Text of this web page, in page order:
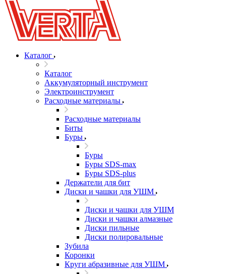
Каталог
Каталог
Аккумуляторный инструмент
Электроинструмент
Расходные материалы
Расходные материалы
Биты
Буры
Буры
Буры SDS-max
Буры SDS-plus
Держатели для бит
Диски и чашки для УШМ
Диски и чашки для УШМ
Диски и чашки алмазные
Диски пильные
Диски полировальные
Зубила
Коронки
Круги абразивные для УШМ